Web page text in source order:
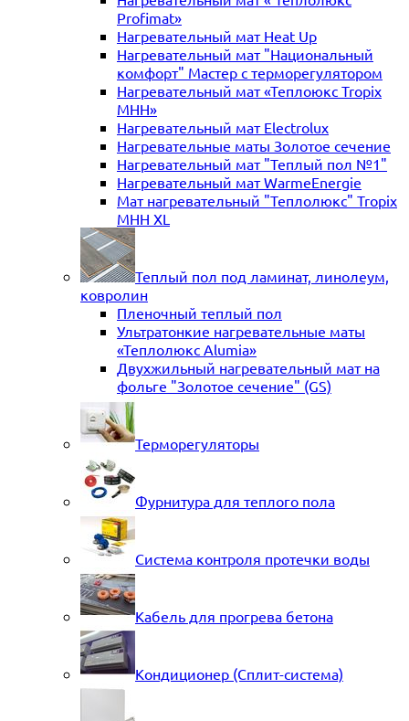
Profimat»
Нагревательный мат Heat Up
Нагревательный мат "Национальный
комфорт" Мастер с терморегулятором
Нагревательный мат «Теплоюкс Tropix
MHH»
Нагревательный мат Electrolux
Нагревательные маты Золотое сечение
Нагревательный мат "Теплый пол №1"
Нагревательный мат WarmeEnergie
Мат нагревательный "Теплолюкс" Tropix
МНН XL
Теплый пол под ламинат, линолеум,
ковролин
Пленочный теплый пол
Ультратонкие нагревательные маты
«Теплолюкс Alumia»
Двухжильный нагревательный мат на
фольге "Золотое сечение" (GS)
Терморегуляторы
Фурнитура для теплого пола
Система контроля протечки воды
Кабель для прогрева бетона
Кондиционер (Сплит-система)